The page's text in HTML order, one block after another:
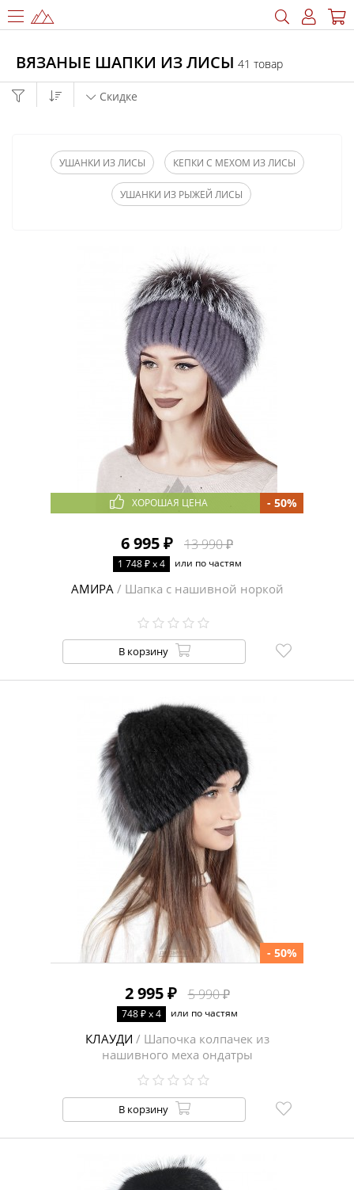
ВЯЗАНЫЕ ШАПКИ ИЗ ЛИСЫ 41 товар
Скидке
УШАНКИ ИЗ ЛИСЫ КЕПКИ С МЕХОМ ИЗ ЛИСЫ
УШАНКИ ИЗ РЫЖЕЙ ЛИСЫ
ХОРОШАЯ ЦЕНА
6 995 ₽ 13 990 ₽
- 50%
1 748 ₽ x 4 или по частям
АМИРА/ Шапка с нашивной норкой
В корзину
2 995 ₽ 5 990 ₽
- 50%
748 ₽ x 4 или по частям
КЛАУДИ / Шапочка колпачек из
нашивного меха ондатры
В корзину